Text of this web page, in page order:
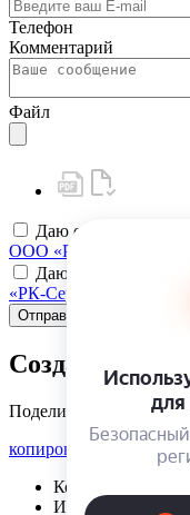
Телефон
Комментарий
Файл
Даю своё
ООО «РК-Сервис»
Даю своё
«РК-Сервис»
Отправить
Создать карту
Поделиться
копировать ссылку
Корзина | {{
Избранное | {{